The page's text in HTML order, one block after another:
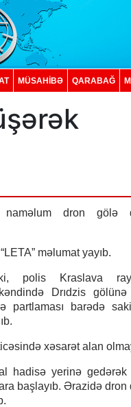
MÜSAHİBƏ QARABAĞ
naməlum dron gölə
məlumat yayıb.
polis Kraslava
Drıdzis gölünə
partlaması barədə
xəsarət alan
hadisə yerinə gedərək
başlayıb. Ərazidə dron